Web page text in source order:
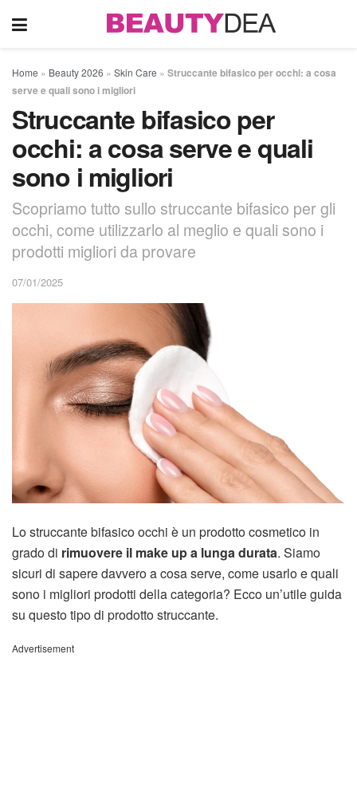
Home » Beauty 2026 » Skin Care » Struccante bifasico per occhi: a cosa
serve e quali sono i migliori
Struccante bifasico per
occhi: a cosa serve e quali
sono i migliori
Scopriamo tutto sullo struccante bifasico per gli
occhi, come utilizzarlo al meglio e quali sono i
prodotti migliori da provare
07/01/2025
Lo struccante bifasico occhi è un prodotto cosmetico in
grado di rimuovere il make up a lunga durata. Siamo
sicuri di sapere davvero a cosa serve, come usarlo e quali
sono i migliori prodotti della categoria? Ecco un’utile guida
su questo tipo di prodotto struccante.
Advertisement